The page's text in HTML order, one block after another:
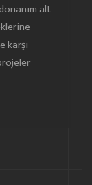
alt
karşı